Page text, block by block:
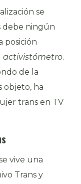
se
debe ningún
posición
activistómetro.
de la
objeto, ha
trans en TV
vive una
Trans y